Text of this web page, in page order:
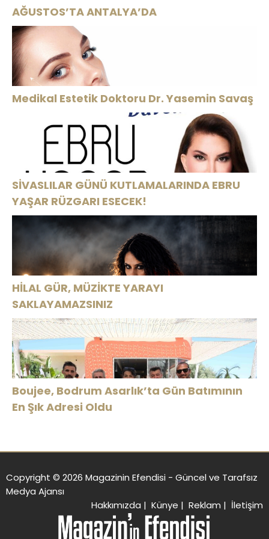
AĞUSTOS’TA ANTALYA’DA
Medikal Estetik Doktoru Dr. Yasemin Savaş
SİVASLILAR GÜNÜ KUTLAMALARINDA EBRU
YAŞAR RÜZGARI ESECEK!
HİLAL GÜR, MÜZİKTE YARAYI
SAKLAYAMAZSINIZ
Boujee, Bodrum Asarlık’ta Gün Batımının
En Şık Adresi Oldu
Copyright © 2026 Magazinin Efendisi - Güncel ve Tarafsız
Medya Ajansı
Hakkımızda | Künye | Reklam | İletişim